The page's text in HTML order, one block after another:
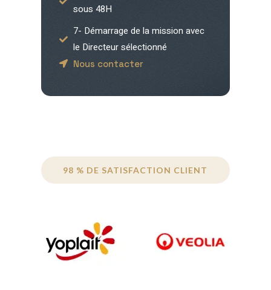
sous 48H
7- Démarrage de la mission avec
le Directeur sélectionné
Nous contacter
98 % DE SATISFACTION CLIENT